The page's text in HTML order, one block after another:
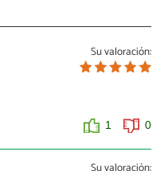
Su valoración:
1 0